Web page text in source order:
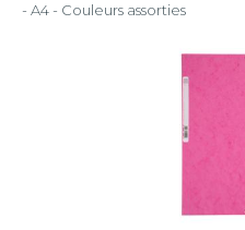
- A4 - Couleurs assorties